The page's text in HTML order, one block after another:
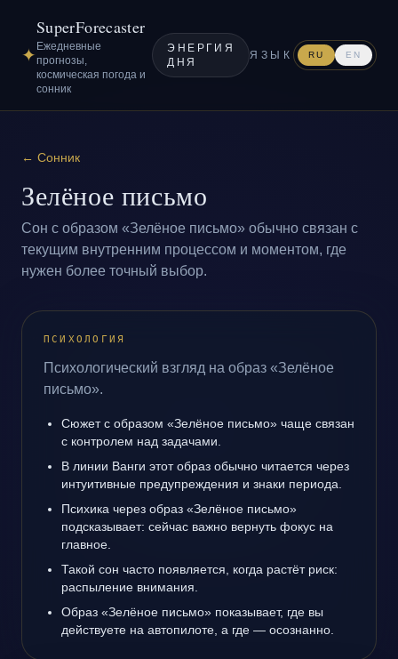
✦
SuperForecaster
Ежедневные
прогнозы,
космическая погода и
сонник
ЭНЕРГИЯ
ДНЯ
ЯЗЫК RU EN
← Сонник
Зелёное письмо
Сон с образом «Зелёное письмо» обычно связан с
текущим внутренним процессом и моментом, где
нужен более точный выбор.
ПСИХОЛОГИЯ
Психологический взгляд на образ «Зелёное
письмо».
Сюжет с образом «Зелёное письмо» чаще связан
с контролем над задачами.
В линии Ванги этот образ обычно читается через
интуитивные предупреждения и знаки периода.
Психика через образ «Зелёное письмо»
подсказывает: сейчас важно вернуть фокус на
главное.
Такой сон часто появляется, когда растёт риск:
распыление внимания.
Образ «Зелёное письмо» показывает, где вы
действуете на автопилоте, а где — осознанно.